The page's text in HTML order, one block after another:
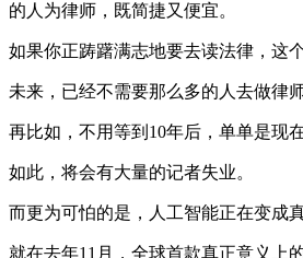
的人为律师，既简捷又便宜。
如果你正踌躇满志地要去读法律，这
未来，已经不需要那么多的人去做律
再比如，不用等到10年后，单单是现
如此，将会有大量的记者失业。
而更为可怕的是，人工智能正在变成
就在去年11月，全球首款真正意义上